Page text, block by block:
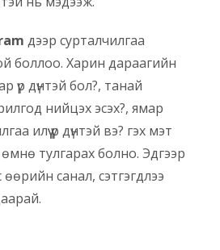
дээр сурталчилгаа
боллоо. Харин дараагийн
үр дүнтэй бол?, танай
нийцэх эсэх?, ямар
илүү үр дүнтэй вэ? гэх мэт
тулгарах болно. Эдгээр
санал, сэтгэгдлээ